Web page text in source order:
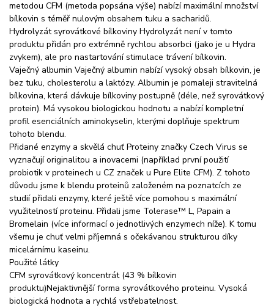
metodou CFM (metoda popsána výše) nabízí maximální množství
bílkovin s téměř nulovým obsahem tuku a sacharidů.
Hydrolyzát syrovátkové bílkoviny Hydrolyzát není v tomto
produktu přidán pro extrémně rychlou absorbci (jako je u Hydra
zvykem), ale pro nastartování stimulace trávení bílkovin.
Vaječný albumin Vaječný albumin nabízí vysoký obsah bílkovin, je
bez tuku, cholesterolu a laktózy. Albumin je pomaleji stravitelná
bílkovina, která dávkuje bílkoviny postupně (déle, než syrovátkový
protein). Má vysokou biologickou hodnotu a nabízí kompletní
profil esenciálních aminokyselin, kterými doplňuje spektrum
tohoto blendu.
Přidané enzymy a skvělá chuť Proteiny značky Czech Virus se
vyznačují originalitou a inovacemi (například první použití
probiotik v proteinech u CZ značek u Pure Elite CFM). Z tohoto
důvodu jsme k blendu proteinů založeném na poznatcích ze
studií přidali enzymy, které ještě více pomohou s maximální
využitelností proteinu. Přidali jsme Tolerase™ L, Papain a
Bromelain (více informací o jednotlivých enzymech níže). K tomu
všemu je chuť velmi příjemná s očekávanou strukturou díky
micelárnímu kaseinu.
Použité látky
CFM syrovátkový koncentrát (43 % bílkovin
produktu)Nejaktivnější forma syrovátkového proteinu. Vysoká
biologická hodnota a rychlá vstřebatelnost.